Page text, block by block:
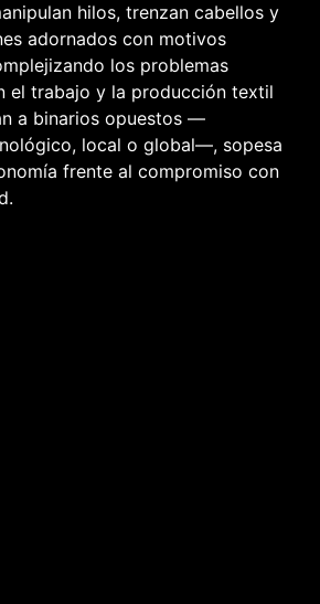
hilos, trenzan cabellos y
adornados con motivos
los problemas
el trabajo y la producción textil
a binarios opuestos —
local o global—, sopesa
frente al compromiso con